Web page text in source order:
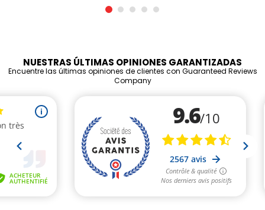
NUESTRAS ÚLTIMAS OPINIONES GARANTIZADAS
Encuentre las últimas opiniones de clientes con Guaranteed Reviews
Company